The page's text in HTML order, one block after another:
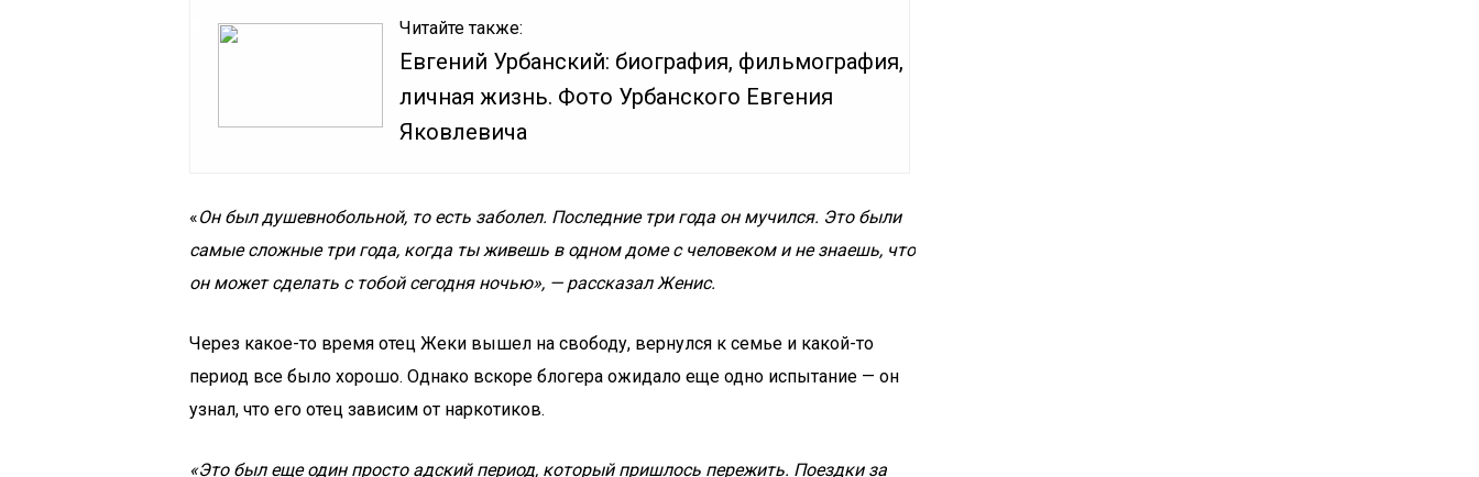
Читайте также:
Евгений Урбанский: биография, фильмография,
личная жизнь. Фото Урбанского Евгения
Яковлевича
«Он был душевнобольной, то есть заболел. Последние три года он мучился. Это были
самые сложные три года, когда ты живешь в одном доме с человеком и не знаешь, что
он может сделать с тобой сегодня ночью», — рассказал Женис.
Через какое-то время отец Жеки вышел на свободу, вернулся к семье и какой-то
период все было хорошо. Однако вскоре блогера ожидало еще одно испытание — он
узнал, что его отец зависим от наркотиков.
«Это был еще один просто адский период, который пришлось пережить. Поездки за